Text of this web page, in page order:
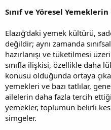
Sınıf ve Yöresel
Elazığ’daki yemek kültürü,
değildir; aynı zamanda
hazırlanışı ve tüketilmesi
sınıfla ilişkisi, özellikle daha
konusu olduğunda ortaya
yemekleri ve bazı tatlılar,
ailelerin daha fazla tercih
yemekler, toplumun belirli
simgeler.